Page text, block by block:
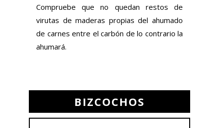
Compruebe que no quedan restos de
virutas de maderas propias del ahumado
de carnes entre el carbón de lo contrario la
ahumará.
BIZCOCHOS